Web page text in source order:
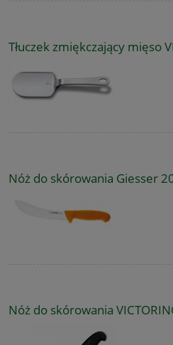
Tłuczek zmiękczający mięso
Nóż do skórowania Giesser
Nóż do skórowania